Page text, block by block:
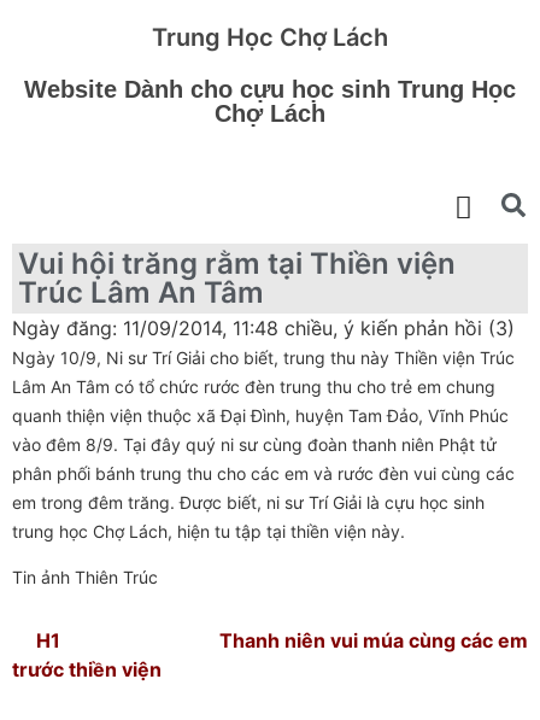
Trung Học Chợ Lách
Website Dành cho cựu học sinh Trung Học
Chợ Lách
Vui hội trăng rằm tại Thiền viện
Trúc Lâm An Tâm
Ngày đăng: 11/09/2014, 11:48 chiều, ý kiến phản hồi (3)
Ngày 10/9, Ni sư Trí Giải cho biết, trung thu này Thiền viện Trúc
Lâm An Tâm có tổ chức rước đèn trung thu cho trẻ em chung
quanh thiện viện thuộc xã Đại Đình, huyện Tam Đảo, Vĩnh Phúc
vào đêm 8/9. Tại đây quý ni sư cùng đoàn thanh niên Phật tử
phân phối bánh trung thu cho các em và rước đèn vui cùng các
em trong đêm trăng. Được biết, ni sư Trí Giải là cựu học sinh
trung học Chợ Lách, hiện tu tập tại thiền viện này.
Tin ảnh Thiên Trúc
H1 Thanh niên vui múa cùng các em
trước thiền viện